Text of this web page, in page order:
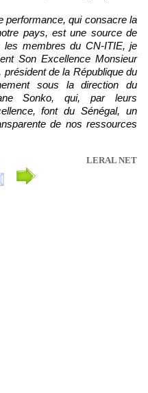
performance, qui consacre la
pays, est une source de
les membres du CN-ITIE, je
Son Excellence Monsieur
de la République du
sous la direction du
Sonko, qui, par leurs
font du Sénégal, un
de nos ressources
LERAL NET